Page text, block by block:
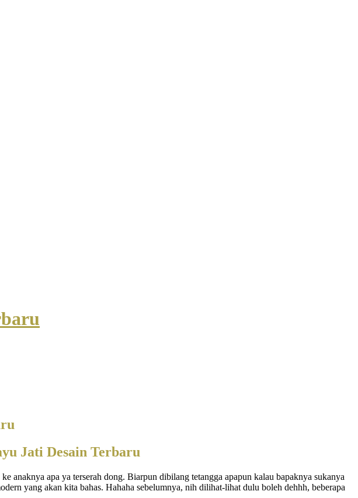
Jati Desain Terbaru
anaknya apa ya terserah dong. Biarpun dibilang tetangga apapun kalau bapaknya sukanya
yang akan kita bahas. Hahaha sebelumnya, nih dilihat-lihat dulu boleh dehhh, beberapa